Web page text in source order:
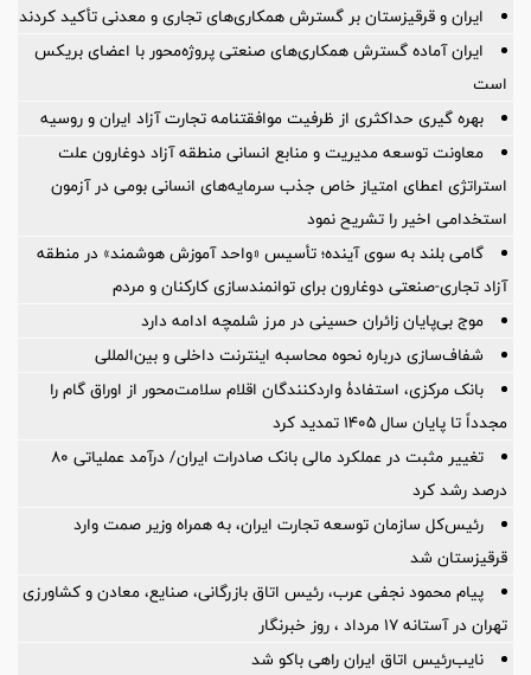
ایران و قرقیزستان بر گسترش همکاری‌های تجاری و معدنی تأکید کردند
ایران آماده گسترش همکاری‌های صنعتی پروژه‌محور با اعضای بریکس
است
بهره گیری حداکثری از ظرفیت موافقتنامه تجارت آزاد ایران و روسیه
معاونت توسعه مدیریت و منابع انسانی منطقه آزاد دوغارون علت
استراتژی اعطای امتیاز خاص جذب سرمایه‌های انسانی بومی در آزمون
استخدامی اخیر را تشریح نمود
گامی بلند به سوی آینده؛ تأسیس «واحد آموزش هوشمند» در منطقه
آزاد تجاری-صنعتی دوغارون برای توانمندسازی کارکنان و مردم
موج بی‌پایان زائران حسینی در مرز شلمچه ادامه دارد
شفاف‌سازی درباره نحوه محاسبه اینترنت داخلی و بین‌المللی
بانک مرکزی، استفادۀ واردکنندگان اقلام سلامت‌محور از اوراق گام را
مجدداً تا پایان سال ۱۴۰۵ تمدید کرد
تغییر مثبت در عملکرد مالی بانک صادرات ایران/ درآمد عملیاتی 80
درصد رشد کرد
رئیس‌کل سازمان توسعه تجارت ایران، به همراه وزیر صمت وارد
قرقیزستان شد
پیام محمود نجفی عرب، رئیس اتاق بازرگانی، صنایع، معادن و کشاورزی
تهران در آستانه 17 مرداد ، روز خبرنگار
نایب‌رئیس اتاق ایران راهی باکو شد